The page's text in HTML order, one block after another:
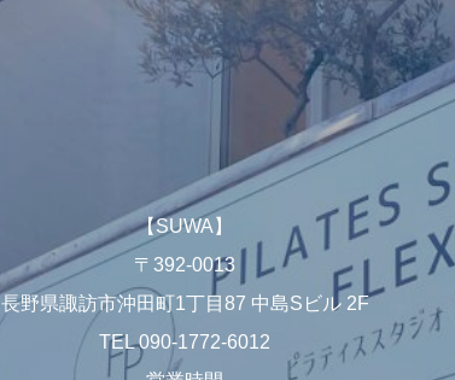
【SUWA】
〒392-0013
長野県諏訪市沖田町1丁目87 中島Sビル 2F
TEL 090-1772-6012